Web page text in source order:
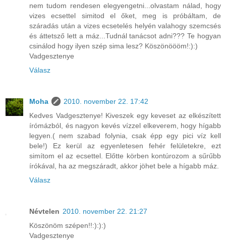
nem tudom rendesen elegyengetni...olvastam nálad, hogy
vizes ecsettel simitod el őket, meg is próbáltam, de
száradás után a vizes ecsetelés helyén valahogy szemcsés
és áttetsző lett a máz...Tudnál tanácsot adni??? Te hogyan
csinálod hogy ilyen szép sima lesz? Köszönöööm!:):)
Vadgesztenye
Válasz
Moha
2010. november 22. 17:42
Kedves Vadgesztenye! Kiveszek egy keveset az elkészített
írómázból, és nagyon kevés vízzel elkeverem, hogy hígabb
legyen.( nem szabad folynia, csak épp egy pici víz kell
bele!) Ez kerül az egyenletesen fehér felületekre, ezt
simítom el az ecsettel. Előtte körben kontúrozom a sűrűbb
írókával, ha az megszáradt, akkor jöhet bele a hígabb máz.
Válasz
Névtelen 2010. november 22. 21:27
Köszönöm szépen!!:):):)
Vadgesztenye